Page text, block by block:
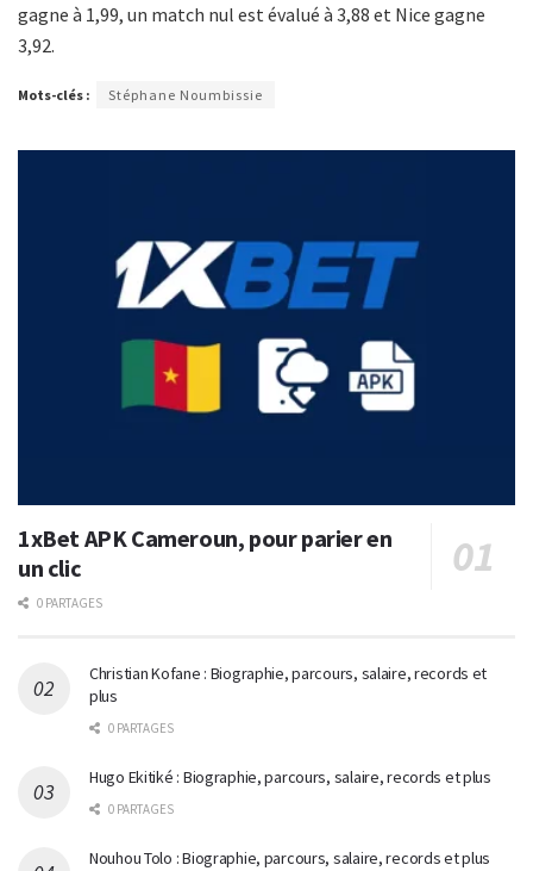
gagne à 1,99, un match nul est évalué à 3,88 et Nice gagne
3,92.
Mots-clés : Stéphane Noumbissie
1xBet APK Cameroun, pour parier en
un clic
0 PARTAGES
Christian Kofane : Biographie, parcours, salaire, records et
plus
0 PARTAGES
Hugo Ekitiké : Biographie, parcours, salaire, records et plus
0 PARTAGES
Nouhou Tolo : Biographie, parcours, salaire, records et plus